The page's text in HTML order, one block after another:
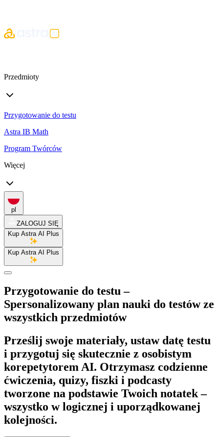
Przedmioty
Przygotowanie do testu
Astra IB Math
Program Twórców
Więcej
pl
ZALOGUJ SIĘ
Kup Astra AI Plus
Kup Astra AI Plus
Przygotowanie do testu –
Spersonalizowany plan nauki do testów ze
wszystkich przedmiotów
Prześlij swoje materiały, ustaw datę testu
i przygotuj się skutecznie z osobistym
korepetytorem AI. Otrzymasz codzienne
ćwiczenia, quizy, fiszki i podcasty
tworzone na podstawie Twoich notatek –
wszystko w logicznej i uporządkowanej
kolejności.